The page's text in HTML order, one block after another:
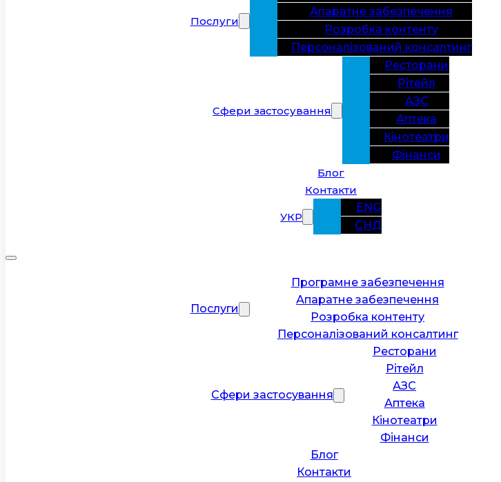
Послуги
Апаратне забезпечення
Розробка контенту
Персоналізований консалтинг
Сфери застосування
Ресторани
Рітейл
АЗС
Аптека
Кінотеатри
Фінанси
Блог
Контакти
УКР
ENG
СНД
Послуги
Програмне забезпечення
Апаратне забезпечення
Розробка контенту
Персоналізований консалтинг
Сфери застосування
Ресторани
Рітейл
АЗС
Аптека
Кінотеатри
Фінанси
Блог
Контакти